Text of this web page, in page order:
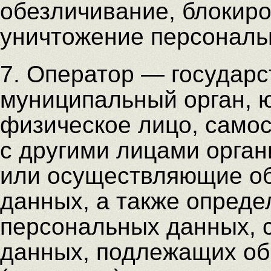
обезличивание,
уничтожение
7. Оператор —
муниципальный орган,
физическое лицо,
с другими лицами
или осуществляющие
данных, а также
персональных данных,
данных, подлежащих